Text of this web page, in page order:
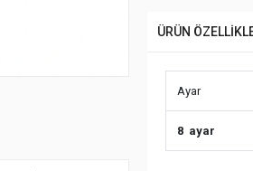
ÜRÜN
Ayar
8 ayar